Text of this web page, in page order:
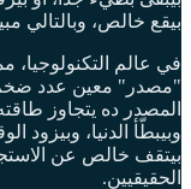
بيقع خالص، وبالتالي
"مصدر" معين عدد
المصدر ده يتجاوز
وبيبطّأ الدنيا،
بيتقف خالص عن
الحقيقيين.